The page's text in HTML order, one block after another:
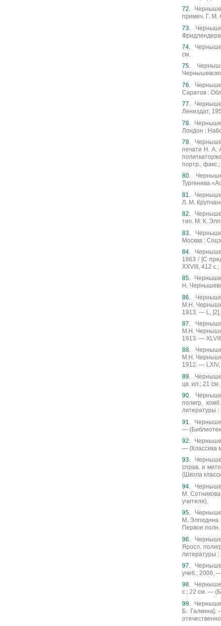
примеч. Г. М.
см.
Саратов :
Лениздат,
Лондон :
печати Н. А.
портр.,
Тургенева
Л. М.
тип. М. К.
Москва :
1863 / [С
XXVIII, 412 с.;
Н.
М.Н.
1913. — L, [2],
М.Н.
1913. —
М.Н.
1912. — LXIV,
цв. ил.; 21
полигр.
литературы :
—
— (Классика
справ. и
(Школа
М.
учителя).
М. Элпидина
Первое
Яросл.
литературы :
учеб., 2006.
с.; 22 см. —
Б.